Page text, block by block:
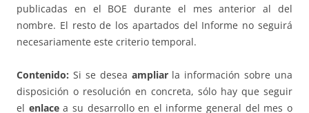
publicadas en el BOE durante el mes anterior al del
nombre. El resto de los apartados del Informe no seguirá
necesariamente este criterio temporal.
Contenido: Si se desea ampliarla información sobre una
disposición o resolución en concreta, sólo hay que seguir
el enlacea su desarrollo en el informe general del mes o